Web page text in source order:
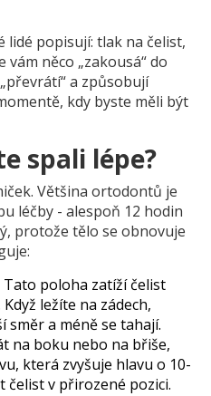
lidé popisují: tlak na čelist,
něco „zakousá“ do
a způsobují
kdy byste měli být
spali lépe?
Většina ortodontů je
léčby - alespoň 12 hodin
protože tělo se obnovuje
Tato poloha zatíží čelist
ležíte na zádech,
směr a méně se tahají.
na boku nebo na břiše,
která zvyšuje hlavu o 10-
čelist v přirozené pozici.